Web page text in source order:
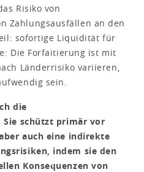
Risiko von
Zahlungsausfällen an den
sofortige Liquidität für
Die Forfaitierung ist mit
Länderrisiko variieren,
sein.
die
schützt primär vor
auch eine indirekte
indem sie den
Konsequenzen von